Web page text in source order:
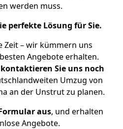
werden muss.
perfekte Lösung für Sie.
Zeit – wir kümmern uns
Angebote erhalten.
kontaktieren Sie uns noch
Umzug von
an der Unstrut zu planen.
aus, und erhalten
Angebote.